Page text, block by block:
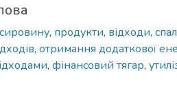
, продукти, відходи,
, отримання додаткової
, фінансовий тягар,